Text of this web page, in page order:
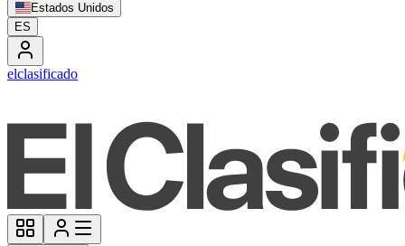
Estados Unidos
ES
elclasificado